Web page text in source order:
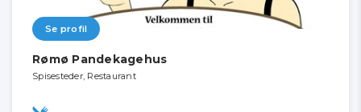
Se profil
Rømø Pandekagehus
Spisesteder, Restaurant